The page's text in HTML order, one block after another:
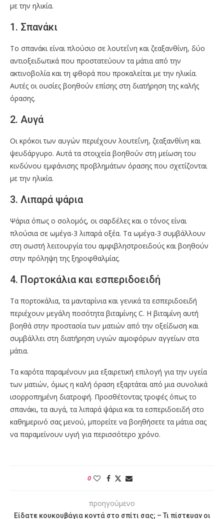
με την ηλικία.
1. Σπανάκι
Το σπανάκι είναι πλούσιο σε λουτεΐνη και ζεαξανθίνη, δύο
αντιοξειδωτικά που προστατεύουν τα μάτια από την
ακτινοβολία και τη φθορά που προκαλείται με την ηλικία.
Αυτές οι ουσίες βοηθούν επίσης στη διατήρηση της καλής
όρασης.
2. Αυγά
Οι κρόκοι των αυγών περιέχουν λουτεΐνη, ζεαξανθίνη και
ψευδάργυρο. Αυτά τα στοιχεία βοηθούν στη μείωση του
κινδύνου εμφάνισης προβλημάτων όρασης που σχετίζονται
με την ηλικία.
3. Λιπαρά ψάρια
Ψάρια όπως ο σολομός, οι σαρδέλες και ο τόνος είναι
πλούσια σε ωμέγα-3 λιπαρά οξέα. Τα ωμέγα-3 συμβάλλουν
στη σωστή λειτουργία του αμφιβληστροειδούς και βοηθούν
στην πρόληψη της ξηροφθαλμίας.
4. Πορτοκάλια και εσπεριδοειδή
Τα πορτοκάλια, τα μανταρίνια και γενικά τα εσπεριδοειδή
περιέχουν μεγάλη ποσότητα βιταμίνης C. Η βιταμίνη αυτή
βοηθά στην προστασία των ματιών από την οξείδωση και
συμβάλλει στη διατήρηση υγιών αιμοφόρων αγγείων στα
μάτια.
Τα καρότα παραμένουν μια εξαιρετική επιλογή για την υγεία
των ματιών, όμως η καλή όραση εξαρτάται από μια συνολικά
ισορροπημένη διατροφή. Προσθέτοντας τροφές όπως το
σπανάκι, τα αυγά, τα λιπαρά ψάρια και τα εσπεριδοειδή στο
καθημερινό σας μενού, μπορείτε να βοηθήσετε τα μάτια σας
να παραμείνουν υγιή για περισσότερο χρόνο.
0
προηγούμενο
Είδατε κουκουβάγια κοντά στο σπίτι σας; – Τι πίστευαν οι